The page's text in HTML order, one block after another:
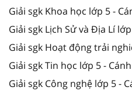
Giải sgk Khoa học lớp 5 -
Giải sgk Lịch Sử và Địa Lí
Giải sgk Hoạt động trải
Giải sgk Tin học lớp 5 -
Giải sgk Công nghệ lớp 5 -